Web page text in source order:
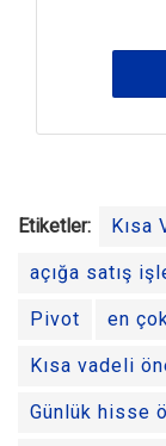
Etiketler: Kısa
açığa satış
Pivot en
Kısa vadeli
Günlük hisse